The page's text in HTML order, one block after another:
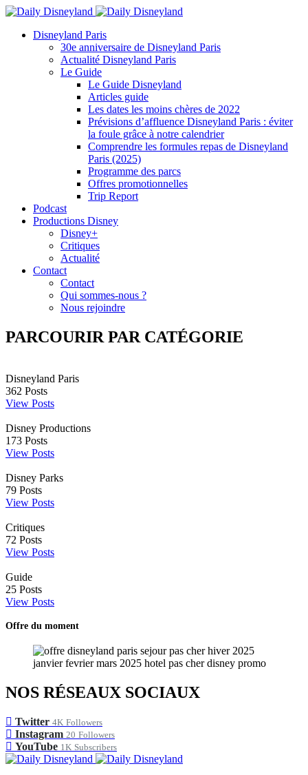
Disneyland Paris
30e anniversaire de Disneyland Paris
Actualité Disneyland Paris
Le Guide
Le Guide Disneyland
Articles guide
Les dates les moins chères de 2022
Prévisions d’affluence Disneyland Paris : éviter
la foule grâce à notre calendrier
Comprendre les formules repas de Disneyland
Paris (2025)
Programme des parcs
Offres promotionnelles
Trip Report
Podcast
Productions Disney
Disney+
Critiques
Actualité
Contact
Contact
Qui sommes-nous ?
Nous rejoindre
PARCOURIR PAR CATÉGORIE
Disneyland Paris
362 Posts
View Posts
Disney Productions
173 Posts
View Posts
Disney Parks
79 Posts
View Posts
Critiques
72 Posts
View Posts
Guide
25 Posts
View Posts
Offre du moment
NOS RÉSEAUX SOCIAUX
Twitter 4K Followers
Instagram 20 Followers
YouTube 1K Subscribers